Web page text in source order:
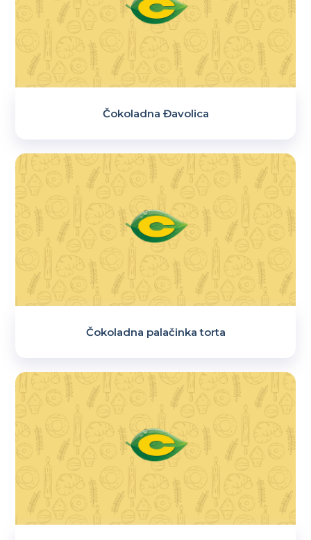
Čokoladna Đavolica
Čokoladna palačinka torta